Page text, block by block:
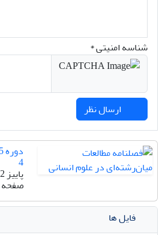
شناسه امنیتی *
4
پاییز 1392
صفحه
فایل ها